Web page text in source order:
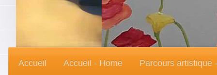
Accueil Accueil - Home Parcours artistique